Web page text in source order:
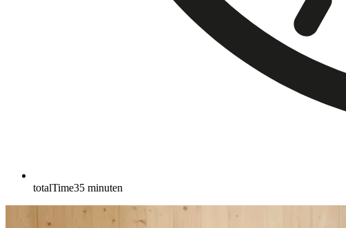
totalTime35 minuten